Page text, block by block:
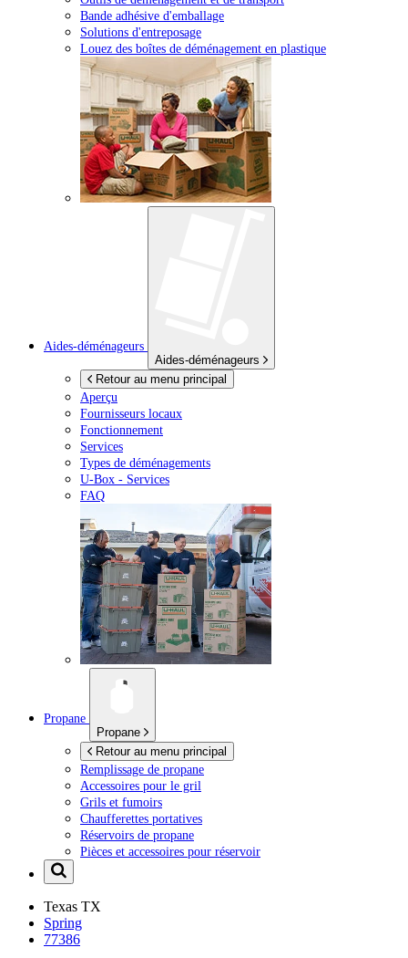
Bande adhésive d'emballage
Solutions d'entreposage
Louez des boîtes de déménagement en plastique
Aides-déménageurs
Aides-déménageurs
Retour au menu principal
Aperçu
Fournisseurs locaux
Fonctionnement
Services
Types de déménagements
U-Box - Services
FAQ
Propane
Propane
Retour au menu principal
Remplissage de propane
Accessoires pour le gril
Grils et fumoirs
Chaufferettes portatives
Réservoirs de propane
Pièces et accessoires pour réservoir
Texas TX
Spring
77386